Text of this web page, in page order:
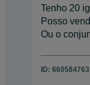
Tenho 20
Posso
Ou o
ID: 660584763